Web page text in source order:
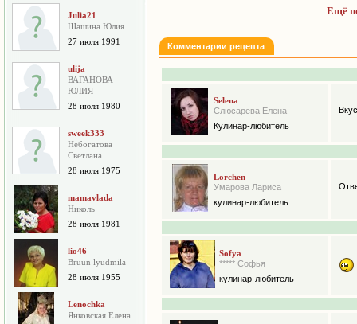
Julia21
Шашина Юлия
27 июля 1991
ulija
ВАГАНОВА
ЮЛИЯ
28 июля 1980
sweek333
Небогатова
Cветлана
28 июля 1975
mamavlada
Николь
28 июля 1981
lio46
Bruun lyudmila
28 июля 1955
Lenochka
Янковская Елена
Ещё
Комментарии рецепта
Selena
Слюсарева Елена
Кулинар-любитель
Lorchen
Умарова Лариса
кулинар-любитель
Sofya
***** Софья
кулинар-любитель